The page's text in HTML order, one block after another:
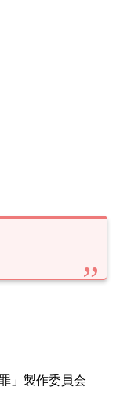
」製作委員会